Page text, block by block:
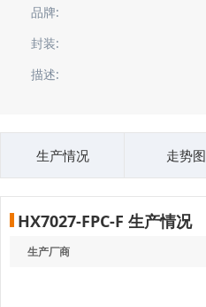
品牌:
封装:
描述:
生产情况 走势图
HX7027-FPC-F 生产情况
生产厂商